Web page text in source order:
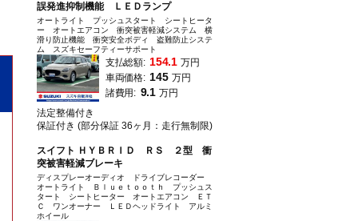
誤発進抑制機能 ＬＥＤランプ
オートライト プッシュスタート シートヒータ
ー オートエアコン 衝突被害軽減システム 横
滑り防止機能 衝突安全ボディ 盗難防止システ
ム スズキセーフティーサポート
支払総額: 154.1 万円
車両価格: 145 万円
諸費用: 9.1 万円
法定整備付き
保証付き (部分保証 36ヶ月：走行無制限)
スイフト ＨＹＢＲＩＤ ＲＳ ２型 衝
突被害軽減ブレーキ
ディスプレーオーディオ ドライブレコーダー
オートライト Ｂｌｕｅｔｏｏｔｈ プッシュス
タート シートヒーター オートエアコン ＥＴ
Ｃ ワンオーナー ＬＥＤヘッドライト アルミ
ホイール